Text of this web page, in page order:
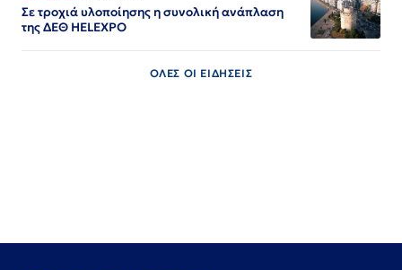
Σε τροχιά υλοποίησης η συνολική ανάπλαση
της ΔΕΘ HELEXPO
ΟΛΕΣ ΟΙ ΕΙΔΗΣΕΙΣ